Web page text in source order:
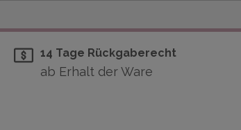
14 Tage Rückgaberecht
ab Erhalt der Ware